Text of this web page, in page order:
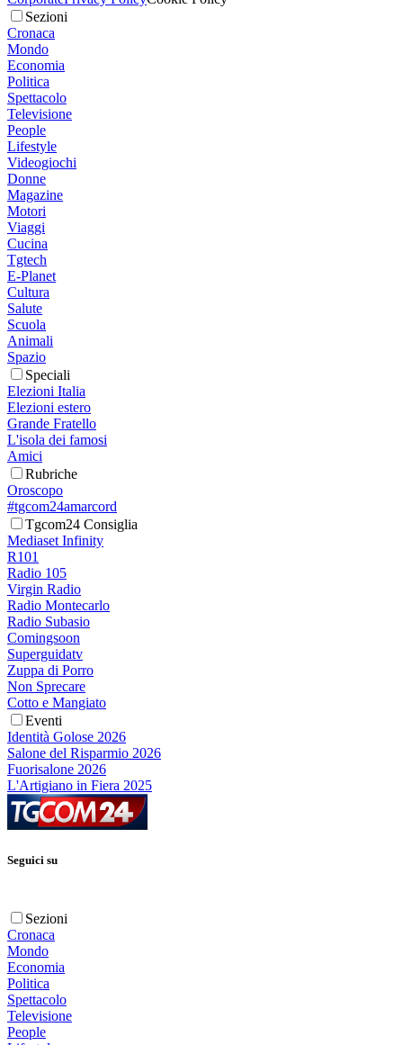
Sezioni
Cronaca
Mondo
Economia
Politica
Spettacolo
Televisione
People
Lifestyle
Videogiochi
Donne
Magazine
Motori
Viaggi
Cucina
Tgtech
E-Planet
Cultura
Salute
Scuola
Animali
Spazio
Speciali
Elezioni Italia
Elezioni estero
Grande Fratello
L'isola dei famosi
Amici
Rubriche
Oroscopo
#tgcom24amarcord
Tgcom24 Consiglia
Mediaset Infinity
R101
Radio 105
Virgin Radio
Radio Montecarlo
Radio Subasio
Comingsoon
Superguidatv
Zuppa di Porro
Non Sprecare
Cotto e Mangiato
Eventi
Identità Golose 2026
Salone del Risparmio 2026
Fuorisalone 2026
L'Artigiano in Fiera 2025
Seguici su
Sezioni
Cronaca
Mondo
Economia
Politica
Spettacolo
Televisione
People